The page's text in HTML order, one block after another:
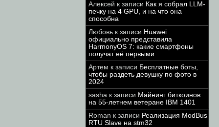
Алексей к записи Как я собрал LLM-
печку на 4 GPU, и на что она
способна
Любовь к записи Huawei
официально представила
HarmonyOS 7: какие смартфоны
получат её первыми
Артем к записи Бесплатные боты,
чтобы раздеть девушку по фото в
2024
sasha к записи Майнинг биткоинов
на 55-летнем ветеране IBM 1401
Roman к записи Реализация ModBus
RTU Slave на stm32